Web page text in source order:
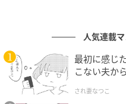
人気連載
最初に感じ
こない夫か
され妻なつこ